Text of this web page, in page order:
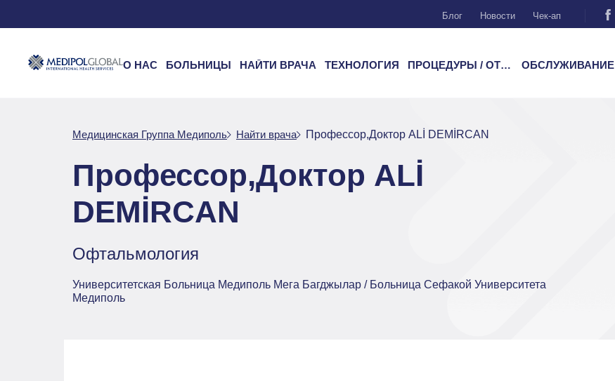
Блог Новости Чек-ап
О НАС БОЛЬНИЦЫ НАЙТИ ВРАЧА ТЕХНОЛОГИЯ ПРОЦЕДУРЫ / ОТДЕЛЕНИЯ ОБСЛУЖИВАНИЕ ПАЦИЕНТОВ
Медицинская Группа Медиполь Найти врача Профессор,Доктор ALİ DEMİRCAN
Профессор,Доктор ALİ
DEMİRCAN
Офтальмология
Университетская Больница Медиполь Мега Багджылар / Больница Сефакой Университета
Медиполь